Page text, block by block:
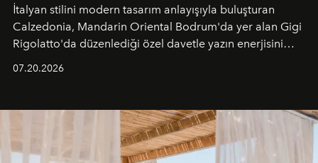
İtalyan stilini modern tasarım anlayışıyla buluşturan
Calzedonia, Mandarin Oriental Bodrum'da yer alan Gigi
Rigolatto'da düzenlediği özel davetle yazın enerjisini
07.20.2026